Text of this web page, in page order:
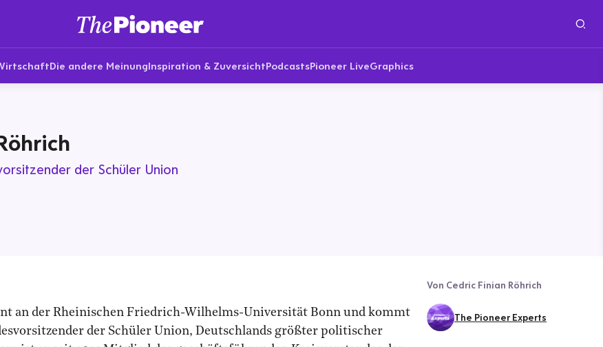
Die andere MeinungInspiration & ZuversichtPodcastsPioneer LiveGraphics
der Schüler Union
an der Rheinischen Friedrich-Wilhelms-Universität Bonn und kommt
der Schüler Union, Deutschlands größter politischer
Von Cedric Finian Röhrich
The Pioneer Experts